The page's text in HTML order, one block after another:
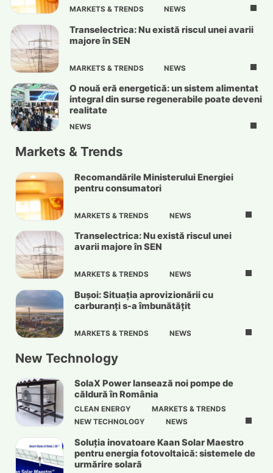
MARKETS & TRENDS NEWS
Transelectrica: Nu există riscul unei avarii
majore în SEN
MARKETS & TRENDS NEWS
O nouă eră energetică: un sistem alimentat
integral din surse regenerabile poate deveni
realitate
NEWS
Markets & Trends
Recomandările Ministerului Energiei
pentru consumatori
MARKETS & TRENDS NEWS
Transelectrica: Nu există riscul unei
avarii majore în SEN
MARKETS & TRENDS NEWS
Bușoi: Situația aprovizionării cu
carburanți s-a îmbunătățit
MARKETS & TRENDS NEWS
New Technology
SolaX Power lansează noi pompe de
căldură în România
CLEAN ENERGY
MARKETS & TRENDS
NEW TECHNOLOGY
NEWS
Soluția inovatoare Kaan Solar Maestro
pentru energia fotovoltaică: sistemele de
urmărire solară